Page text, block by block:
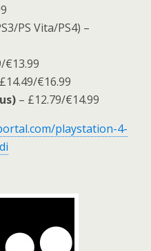
PS Vita/PS4) –
€13.99
€16.99
– £12.79/€14.99
playstation-4-